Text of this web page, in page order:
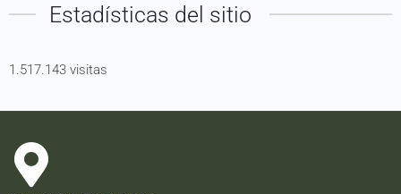
Estadísticas del sitio
1.517.143 visitas